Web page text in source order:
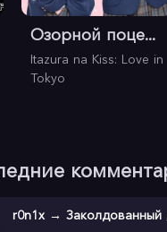
Озорной поце...
Itazura na Kiss: Love in
Tokyo
r0n1x → Заколдованный